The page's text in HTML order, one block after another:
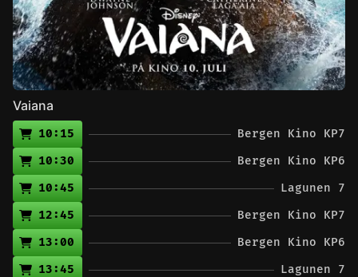
Vaiana
10:15
Bergen Kino KP7
10:30
Bergen Kino KP6
10:45
Lagunen 7
12:45
Bergen Kino KP7
13:00
Bergen Kino KP6
13:45
Lagunen 7